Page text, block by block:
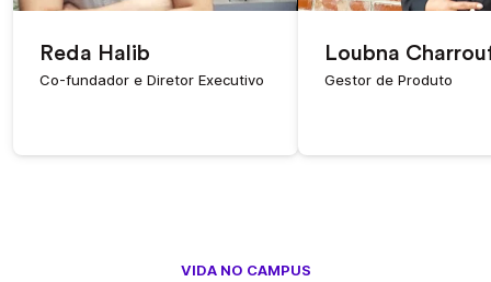
Reda Halib
Co-fundador e Diretor Executivo
Loubna
Gestor de Produto
VIDA NO CAMPUS